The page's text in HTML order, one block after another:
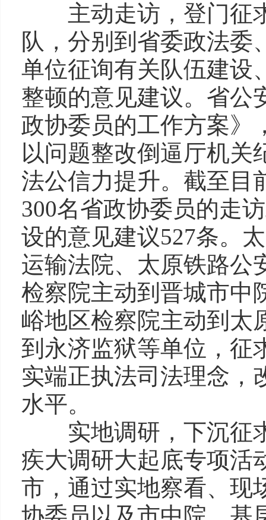
主动走访，登门征
队，分别到省委政法委
单位征询有关队伍建设
整顿的意见建议。省公
政协委员的工作方案》
以问题整改倒逼厅机关
法公信力提升。截至目
300名省政协委员的走
设的意见建议527条。
运输法院、太原铁路公
检察院主动到晋城市中
峪地区检察院主动到太
到永济监狱等单位，征
实端正执法司法理念，
水平。
实地调研，下沉征求
疾大调研大起底专项活
市，通过实地察看、现